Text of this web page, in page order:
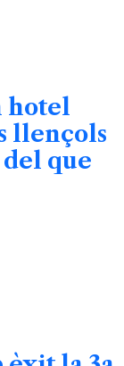
hotel
llençols
que